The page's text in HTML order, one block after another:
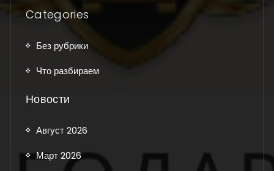
Categories
Без рубрики
Что разбираем
Новости
Август 2026
Март 2026